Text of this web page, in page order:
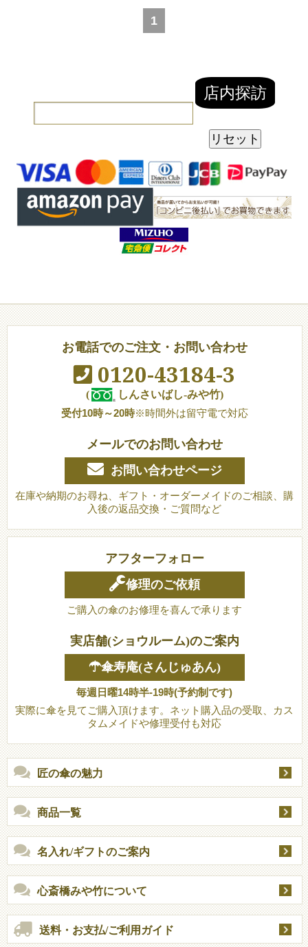
1
お電話でのご注文・お問い合わせ
0120-43184-3
(
しんさいばし-みや竹)
受付10時～20時※時間外は留守電で対応
メールでのお問い合わせ
お問い合わせページ
在庫や納期のお尋ね、ギフト・オーダーメイドのご相談、購
入後の返品交換・ご質問など
アフターフォロー
修理のご依頼
ご購入の傘のお修理を喜んで承ります
実店舗(ショウルーム)のご案内
☂傘寿庵(さんじゅあん)
毎週日曜14時半-19時(予約制です)
実際に傘を見てご購入頂けます。ネット購入品の受取、カス
タムメイドや修理受付も対応
匠の傘の魅力
商品一覧
名入れ/ギフトのご案内
心斎橋みや竹について
送料・お支払/ご利用ガイド